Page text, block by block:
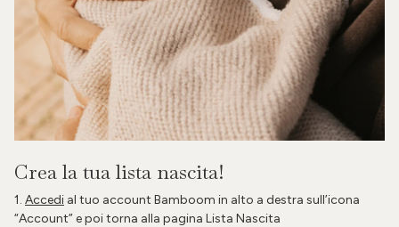
Crea la tua lista nascita!
1. Accedi al tuo account Bamboom in alto a destra sull’icona
“Account” e poi torna alla pagina Lista Nascita